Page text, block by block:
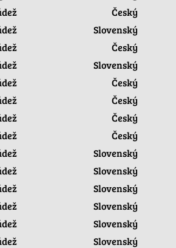
Český
Slovenský
Český
Slovenský
Český
Český
Český
Český
Slovenský
Slovenský
Slovenský
Slovenský
Slovenský
Slovenský